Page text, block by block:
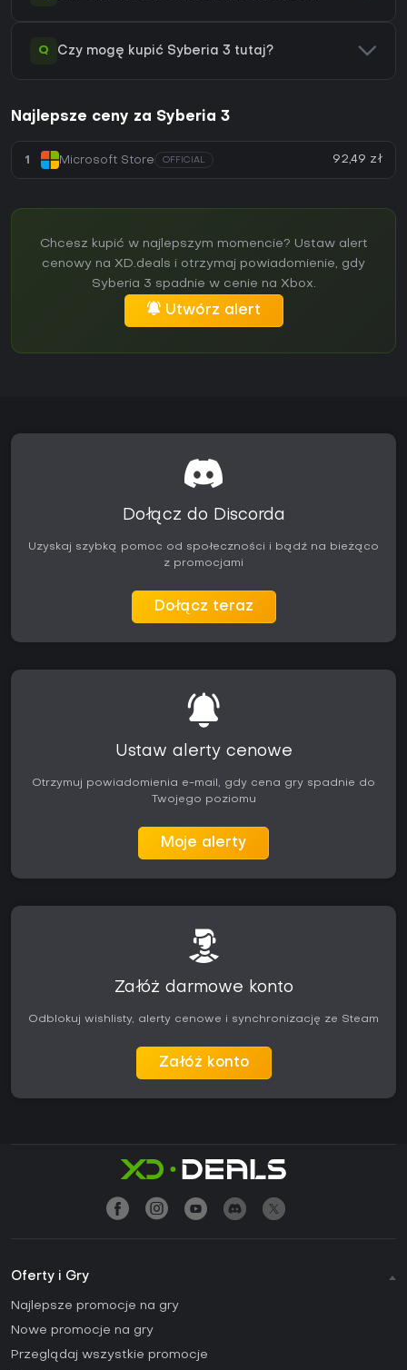
Q Czy mogę kupić Syberia 3 tutaj?
Najlepsze ceny za Syberia 3
1 Microsoft Store OFFICIAL 92,49 zł
Chcesz kupić w najlepszym momencie? Ustaw alert
cenowy na XD.deals i otrzymaj powiadomienie, gdy
Syberia 3 spadnie w cenie na Xbox.
Utwórz alert
Dołącz do Discorda
Uzyskaj szybką pomoc od społeczności i bądź na bieżąco
z promocjami
Dołącz teraz
Ustaw alerty cenowe
Otrzymuj powiadomienia e-mail, gdy cena gry spadnie do
Twojego poziomu
Moje alerty
Załóż darmowe konto
Odblokuj wishlisty, alerty cenowe i synchronizację ze Steam
Załóż konto
Oferty i Gry
Najlepsze promocje na gry
Nowe promocje na gry
Przeglądaj wszystkie promocje